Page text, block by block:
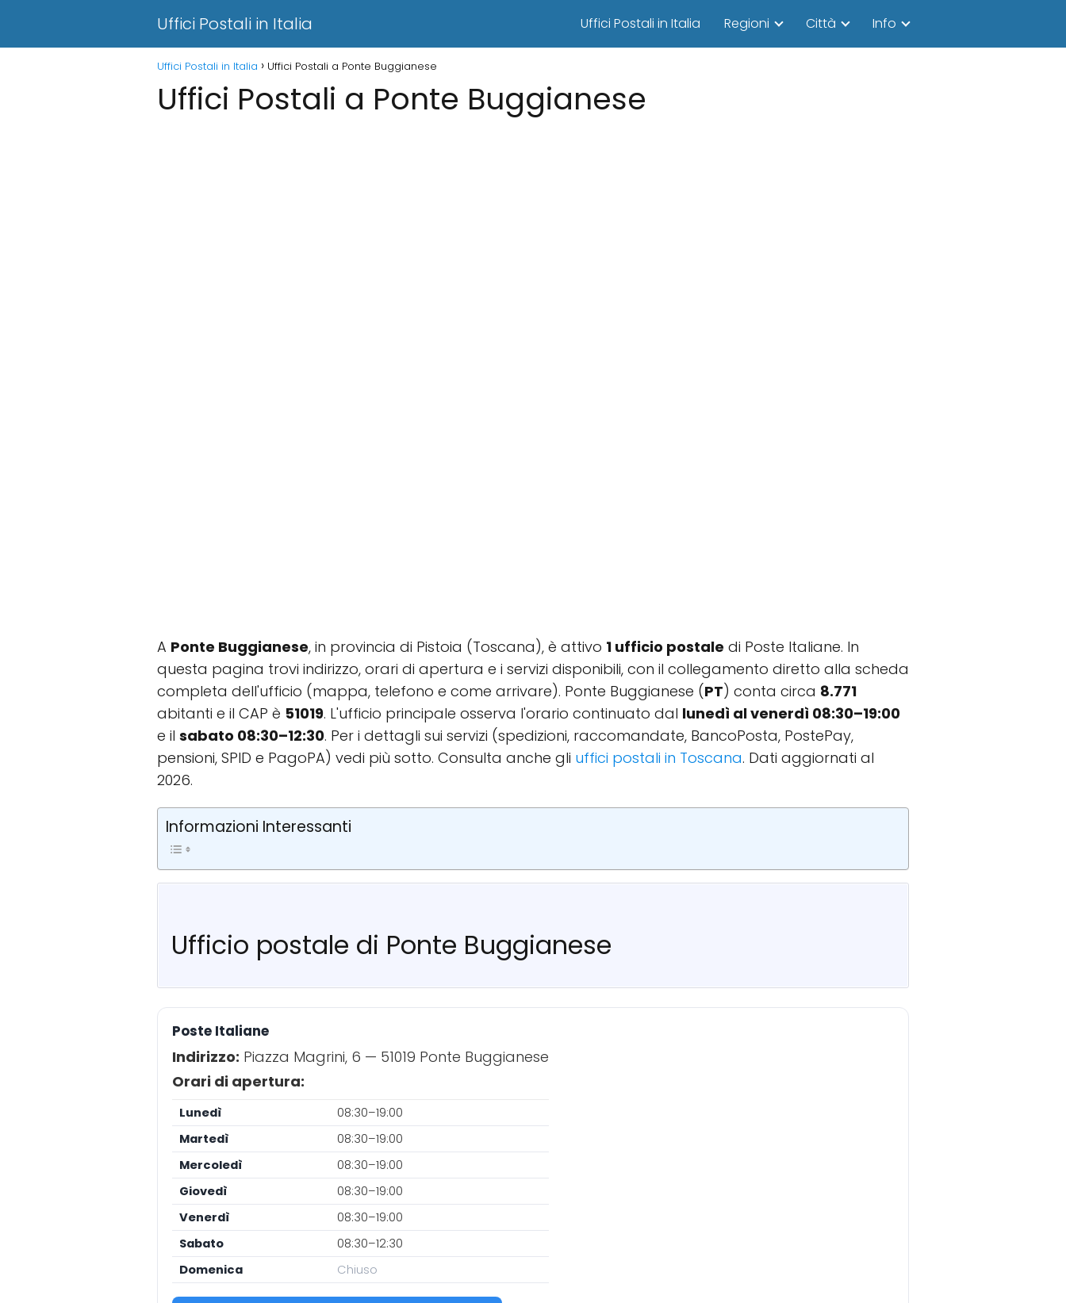
Uffici Postali in Italia Uffici Postali in Italia Regioni Città Info
Uffici Postali in Italia Uffici Postali a Ponte Buggianese
Uffici Postali a Ponte Buggianese
A Ponte Buggianese, in provincia di Pistoia (Toscana), è attivo 1 ufficio postale di Poste Italiane. In
questa pagina trovi indirizzo, orari di apertura e i servizi disponibili, con il collegamento diretto alla scheda
completa dell'ufficio (mappa, telefono e come arrivare). Ponte Buggianese (PT) conta circa 8.771
abitanti e il CAP è 51019. L'ufficio principale osserva l'orario continuato dal lunedì al venerdì 08:30–19:00
e il sabato 08:30–12:30. Per i dettagli sui servizi (spedizioni, raccomandate, BancoPosta, PostePay,
pensioni, SPID e PagoPA) vedi più sotto. Consulta anche gli uffici postali in Toscana. Dati aggiornati al
2026.
Informazioni Interessanti
Ufficio postale di Ponte Buggianese
Poste Italiane
Indirizzo: Piazza Magrini, 6 — 51019 Ponte Buggianese
Orari di apertura:
Lunedì
08:30–19:00
Martedì
08:30–19:00
Mercoledì
08:30–19:00
Giovedì
08:30–19:00
Venerdì
08:30–19:00
Sabato
08:30–12:30
Domenica
Chiuso